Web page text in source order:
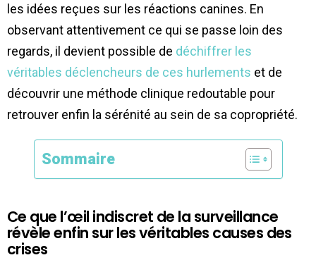
les idées reçues sur les réactions canines. En
observant attentivement ce qui se passe loin des
regards, il devient possible de déchiffrer les
véritables déclencheurs de ces hurlements et de
découvrir une méthode clinique redoutable pour
retrouver enfin la sérénité au sein de sa copropriété.
Sommaire
Ce que l’œil indiscret de la surveillance
révèle enfin sur les véritables causes des
crises